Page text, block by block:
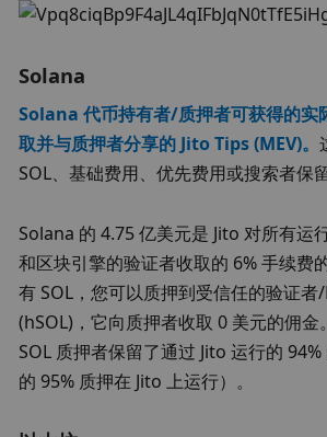
Solana
Solana 代币持有者/质押者可获得的实
取并与质押者分享的 Jito Tips (MEV)。
SOL、基础费用、优先费用或搜索者保
Solana 的 4.75 亿美元是 Jito 对所有运
和区块引擎的验证者收取的 6% 手续费
有 SOL，您可以质押到受信任的验证者
(hSOL)，它向质押者收取 0 美元的佣金
SOL 质押者保留了通过 Jito 运行的
的 95% 质押在 Jito 上运行）。